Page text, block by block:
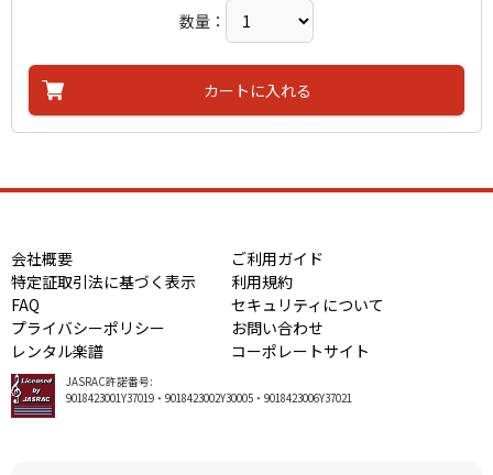
数量：
カートに入れる
会社概要
ご利用ガイド
特定証取引法に基づく表示
利用規約
FAQ
セキュリティについて
プライバシーポリシー
お問い合わせ
レンタル楽譜
コーポレートサイト
JASRAC許諾番号:
9018423001Y37019・9018423002Y30005・9018423006Y37021